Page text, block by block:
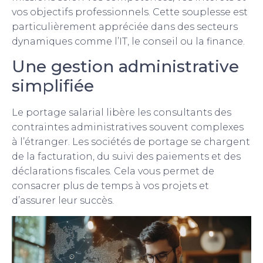
vos objectifs professionnels. Cette souplesse est
particulièrement appréciée dans des secteurs
dynamiques comme l’IT, le conseil ou la finance.
Une gestion administrative
simplifiée
Le portage salarial libère les consultants des
contraintes administratives souvent complexes
à l’étranger. Les sociétés de portage se chargent
de la facturation, du suivi des paiements et des
déclarations fiscales. Cela vous permet de
consacrer plus de temps à vos projets et
d’assurer leur succès.